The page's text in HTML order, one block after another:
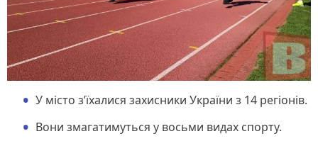
У місто з’їхалися захисники України з 14 регіонів.
Вони змагатимуться у восьми видах спорту.